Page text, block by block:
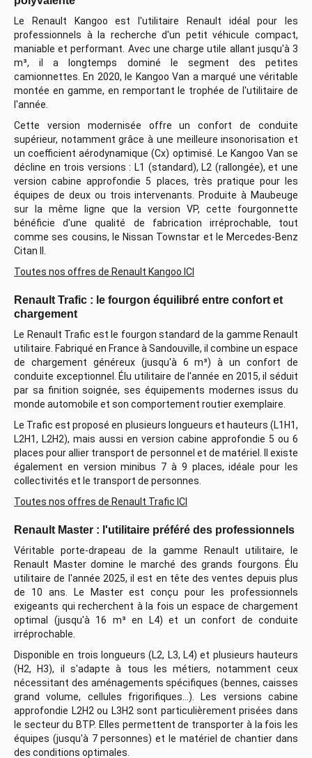
Le Renault Kangoo est l'utilitaire Renault idéal pour les
professionnels à la recherche d'un petit véhicule compact,
maniable et performant. Avec une charge utile allant jusqu'à 3
m³, il a longtemps dominé le segment des petites
camionnettes. En 2020, le Kangoo Van a marqué une véritable
montée en gamme, en remportant le trophée de l'utilitaire de
l'année.
Cette version modernisée offre un confort de conduite
supérieur, notamment grâce à une meilleure insonorisation et
un coefficient aérodynamique (Cx) optimisé. Le Kangoo Van se
décline en trois versions : L1 (standard), L2 (rallongée), et une
version cabine approfondie 5 places, très pratique pour les
équipes de deux ou trois intervenants. Produite à Maubeuge
sur la même ligne que la version VP, cette fourgonnette
bénéficie d'une qualité de fabrication irréprochable, tout
comme ses cousins, le Nissan Townstar et le Mercedes-Benz
Citan II.
Toutes nos offres de Renault Kangoo ICI
Renault Trafic : le fourgon équilibré entre confort et
chargement
Le Renault Trafic est le fourgon standard de la gamme Renault
utilitaire. Fabriqué en France à Sandouville, il combine un espace
de chargement généreux (jusqu'à 6 m³) à un confort de
conduite exceptionnel. Élu utilitaire de l'année en 2015, il séduit
par sa finition soignée, ses équipements modernes issus du
monde automobile et son comportement routier exemplaire.
Le Trafic est proposé en plusieurs longueurs et hauteurs (L1H1,
L2H1, L2H2), mais aussi en version cabine approfondie 5 ou 6
places pour allier transport de personnel et de matériel. Il existe
également en version minibus 7 à 9 places, idéale pour les
collectivités et le transport de personnes.
Toutes nos offres de Renault Trafic ICI
Renault Master : l'utilitaire préféré des professionnels
Véritable porte-drapeau de la gamme Renault utilitaire, le
Renault Master domine le marché des grands fourgons. Élu
utilitaire de l'année 2025, il est en tête des ventes depuis plus
de 10 ans. Le Master est conçu pour les professionnels
exigeants qui recherchent à la fois un espace de chargement
optimal (jusqu'à 16 m³ en L4) et un confort de conduite
irréprochable.
Disponible en trois longueurs (L2, L3, L4) et plusieurs hauteurs
(H2, H3), il s'adapte à tous les métiers, notamment ceux
nécessitant des aménagements spécifiques (bennes, caisses
grand volume, cellules frigorifiques…). Les versions cabine
approfondie L2H2 ou L3H2 sont particulièrement prisées dans
le secteur du BTP. Elles permettent de transporter à la fois les
équipes (jusqu'à 7 personnes) et le matériel de chantier dans
des conditions optimales.